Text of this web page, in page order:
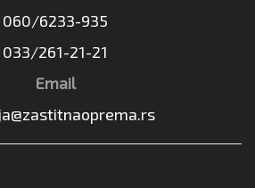
060/6233-935
033/261-21-21
Email